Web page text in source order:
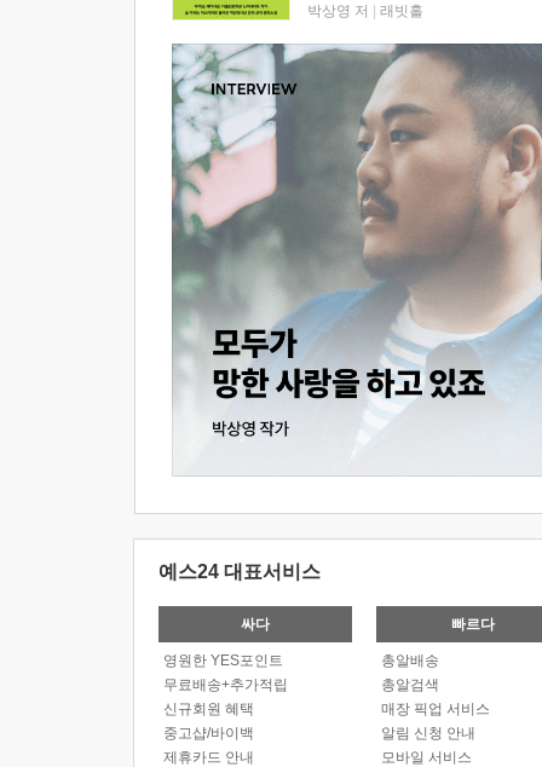
박상영 저 래빗홀
예스24 대표서비스
싸다
영원한 YES포인트
무료배송+추가적립
신규회원 혜택
중고샵/바이백
제휴카드 안내
빠르다
총알배송
총알검색
매장 픽업 서비스
알림 신청 안내
모바일 서비스